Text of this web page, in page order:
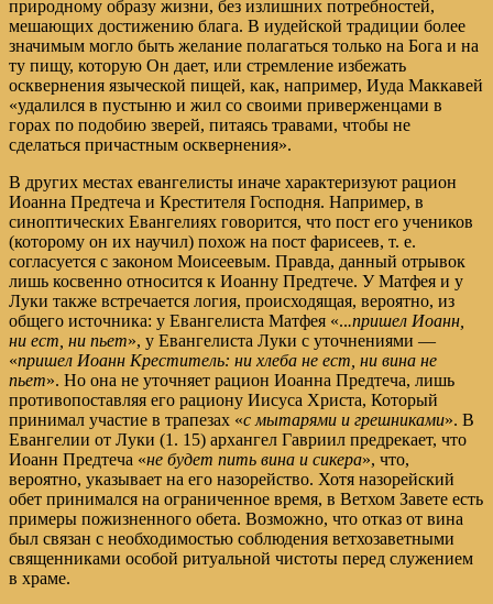
природному образу жизни, без излишних потребностей,
мешающих достижению блага. В иудейской традиции более
значимым могло быть желание полагаться только на Бога и на
ту пищу, которую Он дает, или стремление избежать
осквернения языческой пищей, как, например, Иуда Маккавей
«удалился в пустыню и жил со своими приверженцами в
горах по подобию зверей, питаясь травами, чтобы не
сделаться причастным осквернения».
В других местах евангелисты иначе характеризуют рацион
Иоанна Предтеча и Крестителя Господня. Например, в
синоптических Евангелиях говорится, что пост его учеников
(которому он их научил) похож на пост фарисеев, т. е.
согласуется с законом Моисеевым. Правда, данный отрывок
лишь косвенно относится к Иоанну Предтече. У Матфея и у
Луки также встречается логия, происходящая, вероятно, из
общего источника: у Евангелиста Матфея «...пришел Иоанн,
ни ест, ни пьет», у Евангелиста Луки с уточнениями —
«пришел Иоанн Креститель: ни хлеба не ест, ни вина не
пьет». Но она не уточняет рацион Иоанна Предтеча, лишь
противопоставляя его рациону Иисуса Христа, Который
принимал участие в трапезах «с мытарями и грешниками». В
Евангелии от Луки (1. 15) архангел Гавриил предрекает, что
Иоанн Предтеча «не будет пить вина и сикера», что,
вероятно, указывает на его назорейство. Хотя назорейский
обет принимался на ограниченное время, в Ветхом Завете есть
примеры пожизненного обета. Возможно, что отказ от вина
был связан с необходимостью соблюдения ветхозаветными
священниками особой ритуальной чистоты перед служением
в храме.